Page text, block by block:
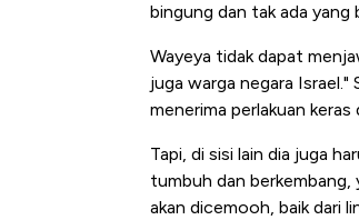
bingung dan tak ada yang
Wayeya tidak dapat
juga warga negara Israel."
menerima perlakuan
Tapi, di sisi lain dia juga
tumbuh dan berkembang,
akan dicemooh, baik dari